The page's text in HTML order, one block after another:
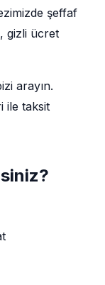
şeffaf
gizli ücret
arayın.
ile taksit